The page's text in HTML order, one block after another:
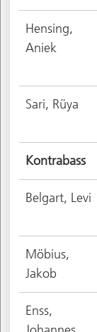
Hensing,
Aniek
Sari, Rüya
Kontrabass
Belgart, Levi
Möbius,
Jakob
Enss,